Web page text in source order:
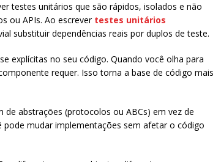
testes unitários que são rápidos, isolados e não
ou APIs. Ao escrever testes unitários
substituir dependências reais por duplos de teste.
explícitas no seu código. Quando você olha para
requer. Isso torna a base de código mais
de abstrações (protocolos ou ABCs) em vez de
mudar implementações sem afetar o código